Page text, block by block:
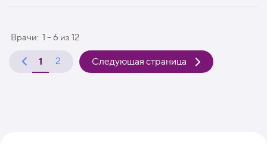
Врачи: 1 – 6 из 12
1 2 Следующая страница